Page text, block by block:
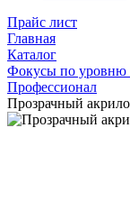
Прайс лист
Главная
Каталог
Фокусы по уровню
Профессионал
Прозрачный